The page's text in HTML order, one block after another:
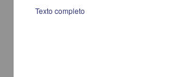
Texto completo